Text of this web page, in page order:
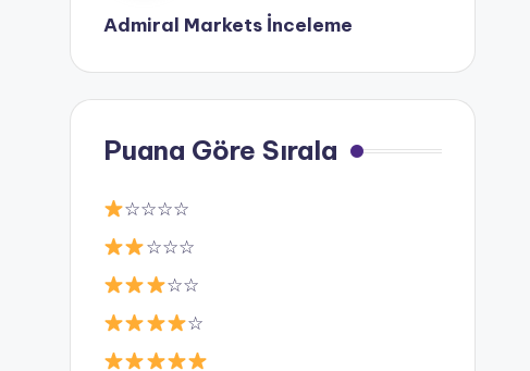
Admiral Markets İnceleme
Puana Göre Sırala
☆☆☆☆
☆☆☆
☆☆
☆